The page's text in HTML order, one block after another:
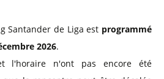
Santander de Liga est programmé
2026.
l'horaire n'ont pas encore été